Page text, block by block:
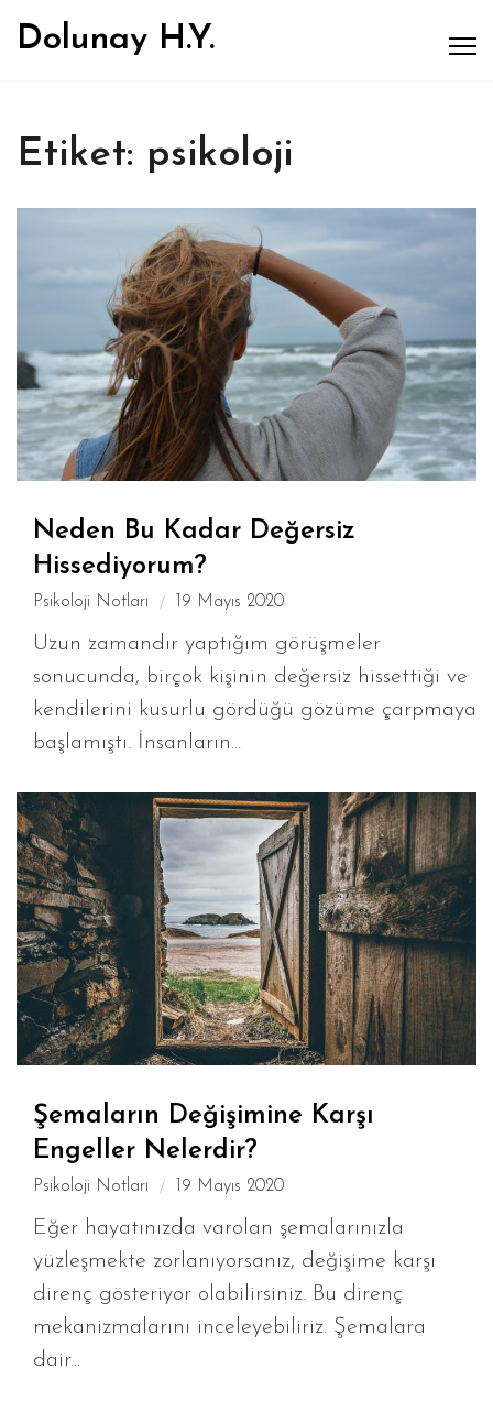
Dolunay H.Y.
Etiket: psikoloji
Neden Bu Kadar Değersiz
Hissediyorum?
Psikoloji Notları 19 Mayıs 2020
Uzun zamandır yaptığım görüşmeler
sonucunda, birçok kişinin değersiz hissettiği ve
kendilerini kusurlu gördüğü gözüme çarpmaya
başlamıştı. İnsanların...
Şemaların Değişimine Karşı
Engeller Nelerdir?
Psikoloji Notları 19 Mayıs 2020
Eğer hayatınızda varolan şemalarınızla
yüzleşmekte zorlanıyorsanız, değişime karşı
direnç gösteriyor olabilirsiniz. Bu direnç
mekanizmalarını inceleyebiliriz. Şemalara
dair...